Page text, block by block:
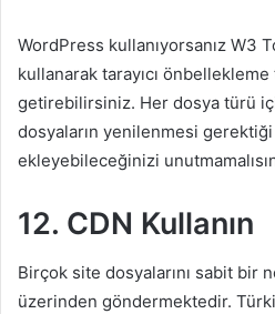
WordPress kullanıyorsanız W3
kullanarak tarayıcı
getirebilirsiniz. Her dosya türü
dosyaların yenilenmesi
ekleyebileceğinizi
12. CDN Kullanın
Birçok site dosyalarını sabit bir
üzerinden göndermektedir.